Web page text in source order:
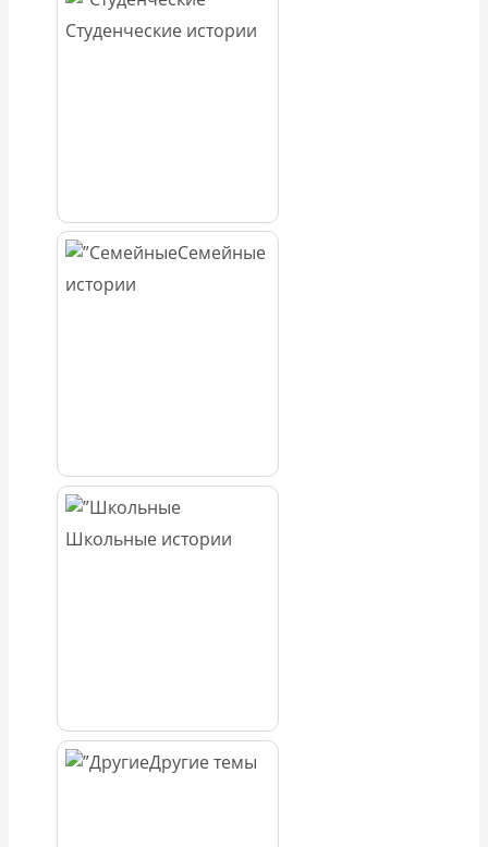
Студенческие истории
Семейные
истории
Школьные истории
Другие темы